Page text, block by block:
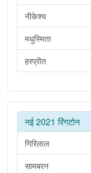
नीकेश्य
मधुस्मिता
हरप्रीत
नई 2021 रिंगटोन
गिरिलाल
सामबरन